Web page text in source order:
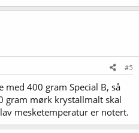
#5
med 400 gram Special B, så
gram mørk krystallmalt skal
mesketemperatur er notert.